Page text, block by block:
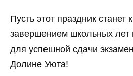
Пусть этот праздник станет
завершением школьных лет
для успешной сдачи
Долине Уюта!